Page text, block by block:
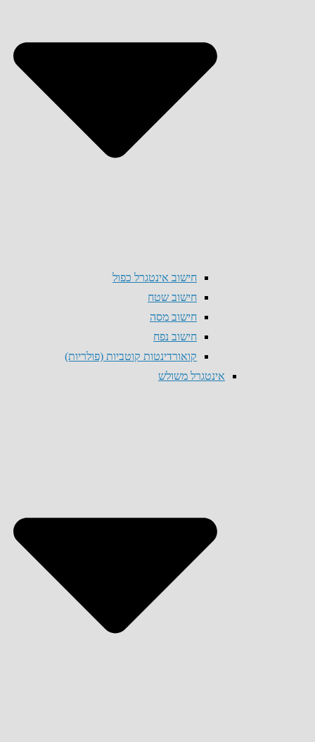
חישוב אינטגרל כפול
חישוב שטח
חישוב מסה
חישוב נפח
קואורדינטות קוטביות (פולריות)
אינטגרל משולש